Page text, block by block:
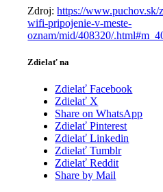
Zdroj:https://www.puchov.sk/
wifi-pripojenie-v-meste-
oznam/mid/408320/
Zdielať na
Zdielať Facebook
Zdielať X
Share on WhatsApp
Zdielať Pinterest
Zdielať Linkedin
Zdielať Tumblr
Zdielať Reddit
Share by Mail